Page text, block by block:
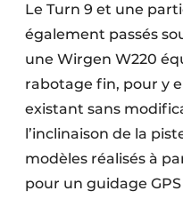
Le Turn 9 et une
également passés
une Wirgen W220
rabotage fin, pour y
existant sans
l’inclinaison de la
modèles réalisés à
pour un guidage